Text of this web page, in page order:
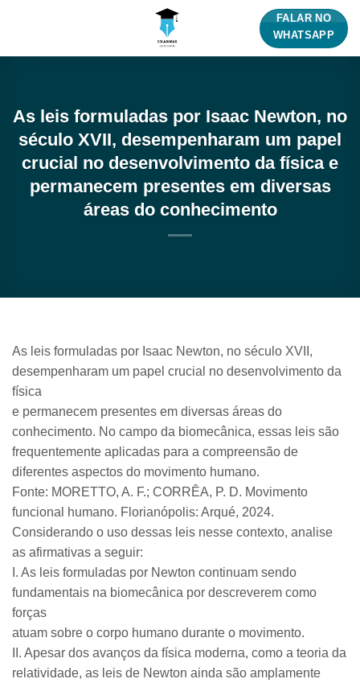
FALAR NO
WHATSAPP
As leis formuladas por Isaac Newton, no
século XVII, desempenharam um papel
crucial no desenvolvimento da física e
permanecem presentes em diversas
áreas do conhecimento
As leis formuladas por Isaac Newton, no século XVII,
desempenharam um papel crucial no desenvolvimento da
física
e permanecem presentes em diversas áreas do
conhecimento. No campo da biomecânica, essas leis são
frequentemente aplicadas para a compreensão de
diferentes aspectos do movimento humano.
Fonte: MORETTO, A. F.; CORRÊA, P. D. Movimento
funcional humano. Florianópolis: Arqué, 2024.
Considerando o uso dessas leis nesse contexto, analise
as afirmativas a seguir:
I. As leis formuladas por Newton continuam sendo
fundamentais na biomecânica por descreverem como
forças
atuam sobre o corpo humano durante o movimento.
II. Apesar dos avanços da física moderna, como a teoria da
relatividade, as leis de Newton ainda são amplamente